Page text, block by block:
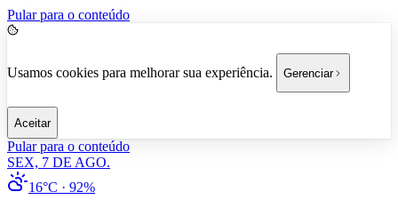
Pular para o conteúdo
Usamos cookies para melhorar sua experiência. Gerenciar
Aceitar
Pular para o conteúdo
SEX, 7 DE AGO.
16°C · 92%